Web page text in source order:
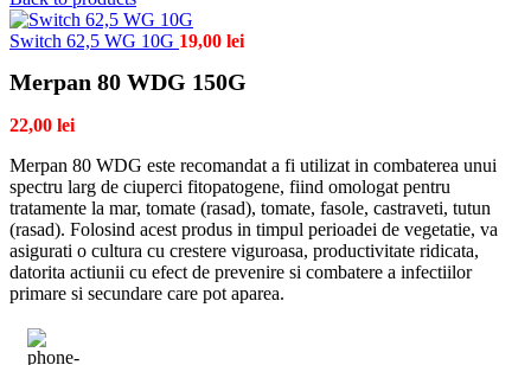
Switch 62,5 WG 10G 19,00 lei
Merpan 80 WDG 150G
22,00 lei
Merpan 80 WDG este recomandat a fi utilizat in combaterea unui
spectru larg de ciuperci fitopatogene, fiind omologat pentru
tratamente la mar, tomate (rasad), tomate, fasole, castraveti, tutun
(rasad). Folosind acest produs in timpul perioadei de vegetatie, va
asigurati o cultura cu crestere viguroasa, productivitate ridicata,
datorita actiunii cu efect de prevenire si combatere a infectiilor
primare si secundare care pot aparea.